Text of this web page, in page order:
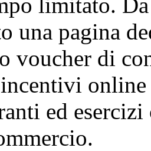
una pagina
voucher di
online
ed